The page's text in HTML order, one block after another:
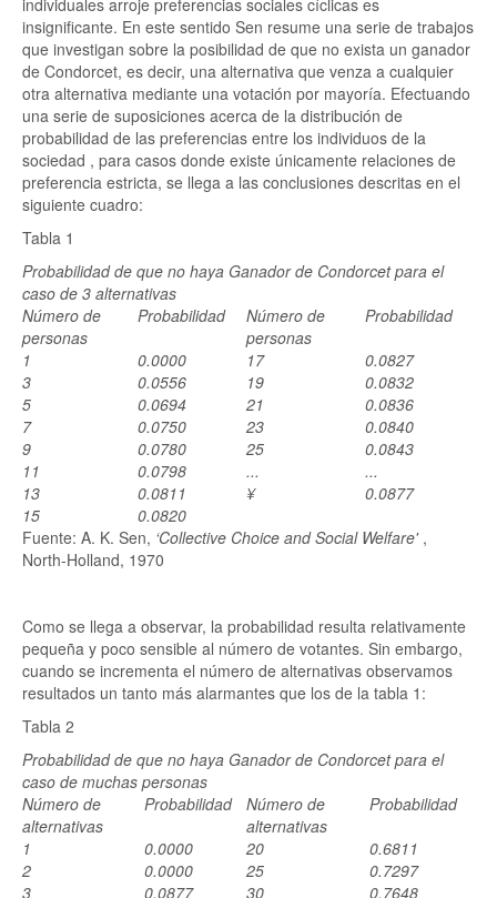
individuales arroje preferencias sociales cíclicas es
insignificante. En este sentido Sen resume una serie de trabajos
que investigan sobre la posibilidad de que no exista un ganador
de Condorcet, es decir, una alternativa que venza a cualquier
otra alternativa mediante una votación por mayoría. Efectuando
una serie de suposiciones acerca de la distribución de
probabilidad de las preferencias entre los individuos de la
sociedad , para casos donde existe únicamente relaciones de
preferencia estricta, se llega a las conclusiones descritas en el
siguiente cuadro:
Tabla 1
Probabilidad de que no haya Ganador de Condorcet para el
caso de 3 alternativas
Número de
personas
Probabilidad
Número de
personas
Probabilidad
1
0.0000 17
0.0827
3
0.0556 19
0.0832
5
0.0694 21
0.0836
7
0.0750 23
0.0840
9
0.0780 25
0.0843
11
0.0798 ...
...
13
0.0811 ¥
0.0877
15
0.0820
Fuente: A. K. Sen, ‘Collective Choice and Social Welfare' ,
North-Holland, 1970
Como se llega a observar, la probabilidad resulta relativamente
pequeña y poco sensible al número de votantes. Sin embargo,
cuando se incrementa el número de alternativas observamos
resultados un tanto más alarmantes que los de la tabla 1:
Tabla 2
Probabilidad de que no haya Ganador de Condorcet para el
caso de muchas personas
Número de
alternativas
Probabilidad
Número de
alternativas
Probabilidad
1
0.0000 20
0.6811
2
0.0000 25
0.7297
3
0.0877 30
0.7648